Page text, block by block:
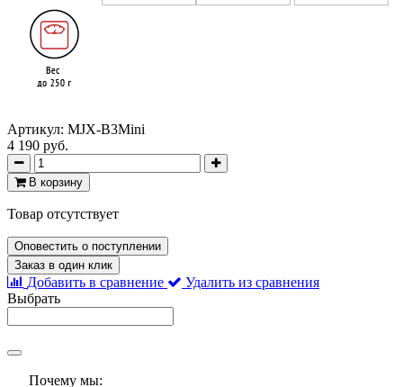
Артикул: MJX-B3Mini
4 190 руб.
В корзину
Товар отсутствует
Оповестить о поступлении
Заказ в один клик
Добавить в сравнение
Удалить из сравнения
Выбрать
Почему мы: